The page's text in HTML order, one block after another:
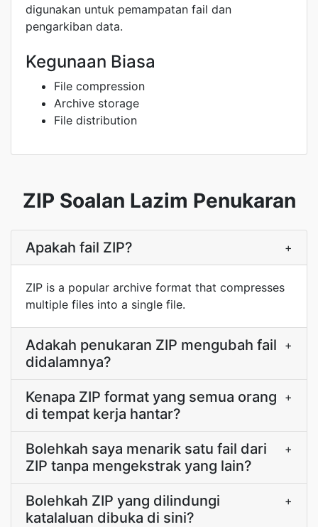
digunakan untuk pemampatan fail dan
pengarkiban data.
Kegunaan Biasa
File compression
Archive storage
File distribution
ZIP Soalan Lazim Penukaran
Apakah fail ZIP? +
ZIP is a popular archive format that compresses
multiple files into a single file.
Adakah penukaran ZIP mengubah fail
didalamnya?
+
Kenapa ZIP format yang semua orang
di tempat kerja hantar?
+
Bolehkah saya menarik satu fail dari
ZIP tanpa mengekstrak yang lain?
+
Bolehkah ZIP yang dilindungi
katalaluan dibuka di sini?
+